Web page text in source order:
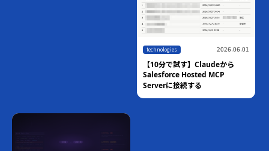
technologies 2026.06.01
【10分で試す】Claudeから
Salesforce Hosted MCP
Serverに接続する